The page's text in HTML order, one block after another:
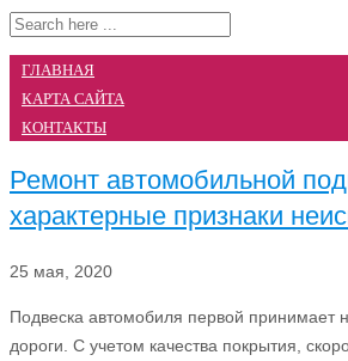
ГЛАВНАЯ
КАРТА САЙТА
КОНТАКТЫ
Ремонт автомобильной
характерные признаки
25 мая, 2020
Подвеска автомобиля первой принимает
дороги. С учетом качества покрытия,